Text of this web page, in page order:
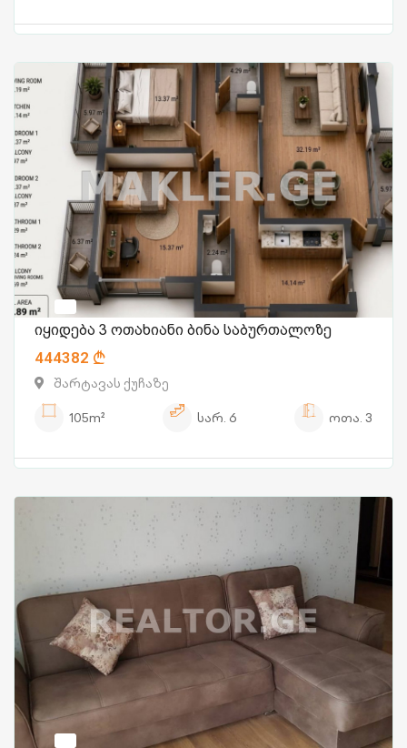
იყიდება 3 ოთახიანი ბინა საბურთალოზე
444382
შარტავას ქუჩაზე
105m²
სარ. 6 ოთა. 3